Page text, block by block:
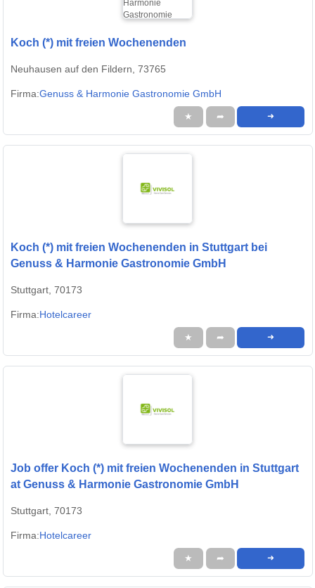
Koch (*) mit freien Wochenenden
Neuhausen auf den Fildern, 73765
Firma:Genuss & Harmonie Gastronomie GmbH
★ ➦ ➜
Koch (*) mit freien Wochenenden in Stuttgart bei
Genuss & Harmonie Gastronomie GmbH
Stuttgart, 70173
Firma:Hotelcareer
★ ➦ ➜
Job offer Koch (*) mit freien Wochenenden in Stuttgart
at Genuss & Harmonie Gastronomie GmbH
Stuttgart, 70173
Firma:Hotelcareer
★ ➦ ➜